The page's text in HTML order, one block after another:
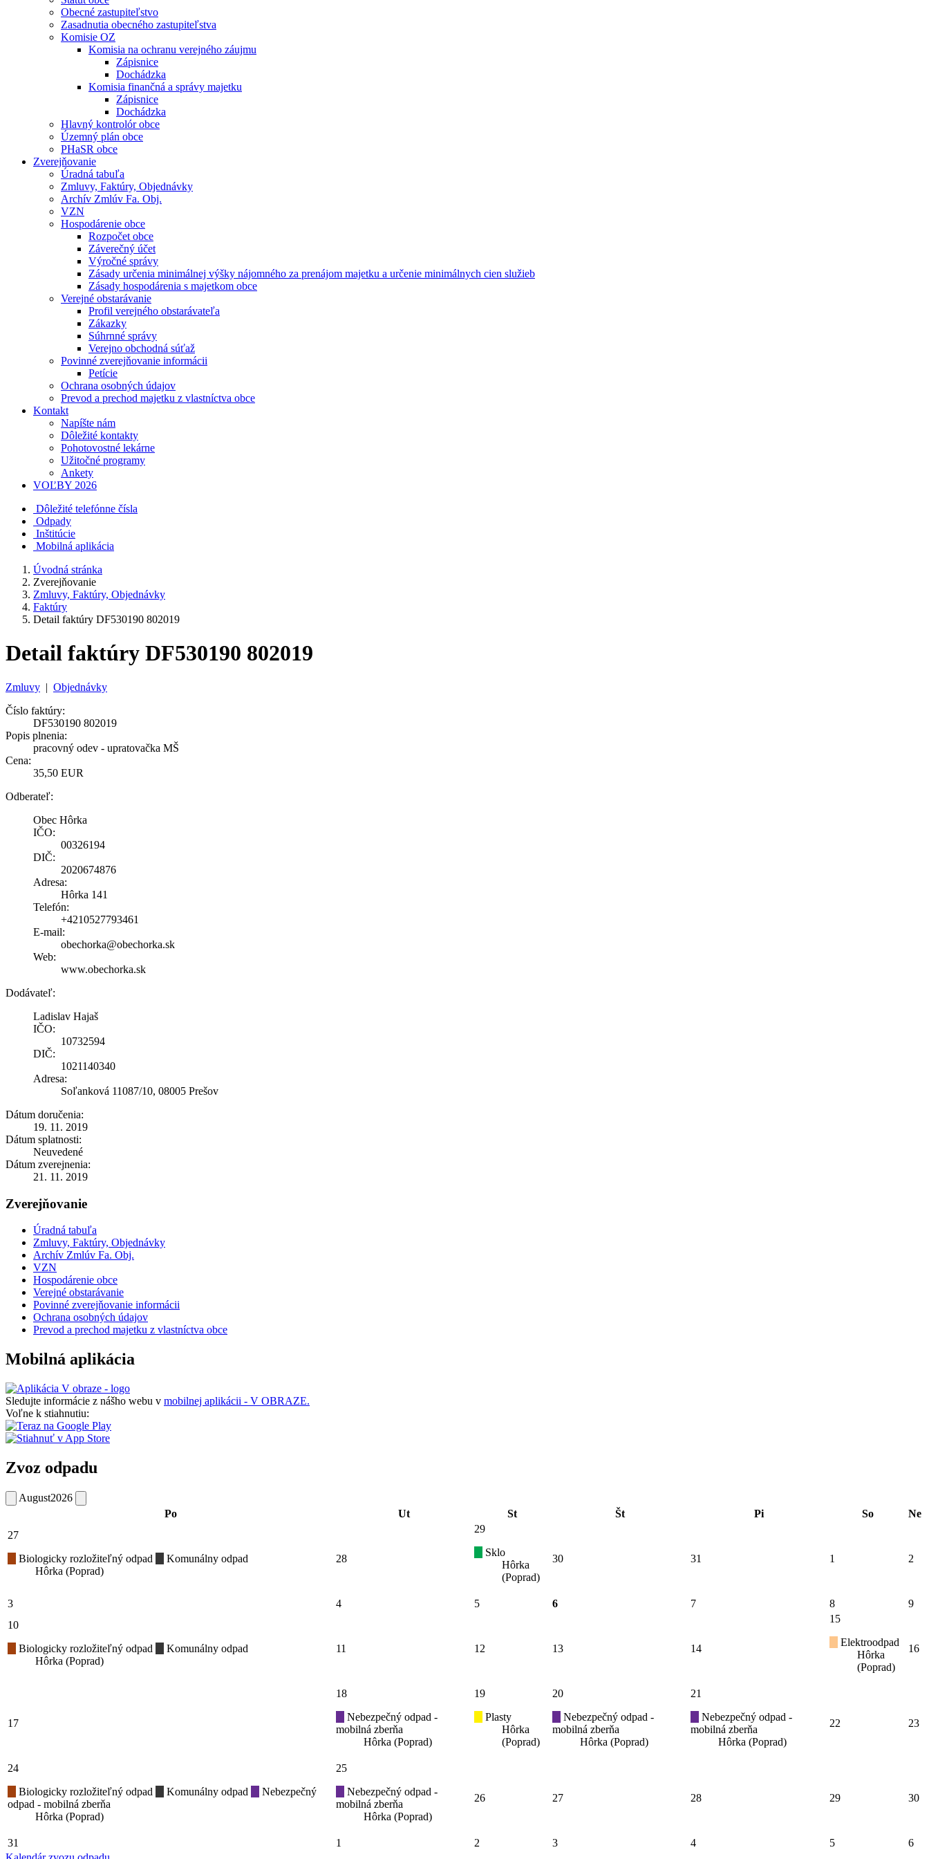
Obecné zastupiteľstvo
Zasadnutia obecného zastupiteľstva
Komisie OZ
Komisia na ochranu verejného záujmu
Zápisnice
Dochádzka
Komisia finančná a správy majetku
Zápisnice
Dochádzka
Hlavný kontrolór obce
Územný plán obce
PHaSR obce
Zverejňovanie
Úradná tabuľa
Zmluvy, Faktúry, Objednávky
Archív Zmlúv Fa. Obj.
VZN
Hospodárenie obce
Rozpočet obce
Záverečný účet
Výročné správy
Zásady určenia minimálnej výšky nájomného za prenájom majetku a určenie minimálnych cien služieb
Zásady hospodárenia s majetkom obce
Verejné obstarávanie
Profil verejného obstarávateľa
Zákazky
Súhrnné správy
Verejno obchodná súťaž
Povinné zverejňovanie informácii
Petície
Ochrana osobných údajov
Prevod a prechod majetku z vlastníctva obce
Kontakt
Napíšte nám
Dôležité kontakty
Pohotovostné lekárne
Užitočné programy
Ankety
VOĽBY 2026
Dôležité telefónne čísla
Odpady
Inštitúcie
Mobilná aplikácia
Úvodná stránka
Zverejňovanie
Zmluvy, Faktúry, Objednávky
Faktúry
Detail faktúry DF530190 802019
Detail faktúry DF530190 802019
Zmluvy | Objednávky
Číslo faktúry:
DF530190 802019
Popis plnenia:
pracovný odev - upratovačka MŠ
Cena:
35,50 EUR
Odberateľ:
Obec Hôrka
IČO:
00326194
DIČ:
2020674876
Adresa:
Hôrka 141
Telefón:
+4210527793461
E-mail:
obechorka@obechorka.sk
Web:
www.obechorka.sk
Dodávateľ:
Ladislav Hajaš
IČO:
10732594
DIČ:
1021140340
Adresa:
Soľanková 11087/10, 08005 Prešov
Dátum doručenia:
19. 11. 2019
Dátum splatnosti:
Neuvedené
Dátum zverejnenia:
21. 11. 2019
Zverejňovanie
Úradná tabuľa
Zmluvy, Faktúry, Objednávky
Archív Zmlúv Fa. Obj.
VZN
Hospodárenie obce
Verejné obstarávanie
Povinné zverejňovanie informácii
Ochrana osobných údajov
Prevod a prechod majetku z vlastníctva obce
Mobilná aplikácia
Sledujte informácie z nášho webu v mobilnej aplikácii - V OBRAZE.
Voľne k stiahnutiu:
Zvoz odpadu
August2026
Po
Ut St Št Pi So
Ne
27
Biologicky rozložiteľný odpad
Komunálny odpad
Hôrka (Poprad)
28
29
Sklo
Hôrka
(Poprad)
30 31 1 2
3 4 5 6 7 8
9
10
Biologicky rozložiteľný odpad
Komunálny odpad
Hôrka (Poprad)
11 12 13 14
15
Elektroodpad
Hôrka
(Poprad)
16
17
18
Nebezpečný odpad -
mobilná zberňa
Hôrka (Poprad)
19
Plasty
Hôrka
(Poprad)
20
Nebezpečný odpad -
mobilná zberňa
Hôrka (Poprad)
21
Nebezpečný odpad -
mobilná zberňa
Hôrka (Poprad)
22 23
24
Biologicky rozložiteľný odpad
Komunálny odpad
Nebezpečný
odpad - mobilná zberňa
Hôrka (Poprad)
25
Nebezpečný odpad -
mobilná zberňa
Hôrka (Poprad)
26 27 28 29 30
31 1 2 3 4 5
6